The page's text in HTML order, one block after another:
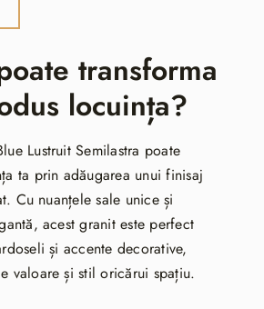
transforma
locuința?
Lustruit Semilastra poate
ta prin adăugarea unui finisaj
Cu nuanțele sale unice și
acest granit este perfect
și accente decorative,
valoare și stil oricărui spațiu.